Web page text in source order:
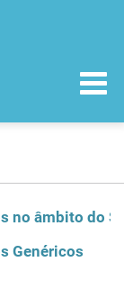
no âmbito do
Genéricos